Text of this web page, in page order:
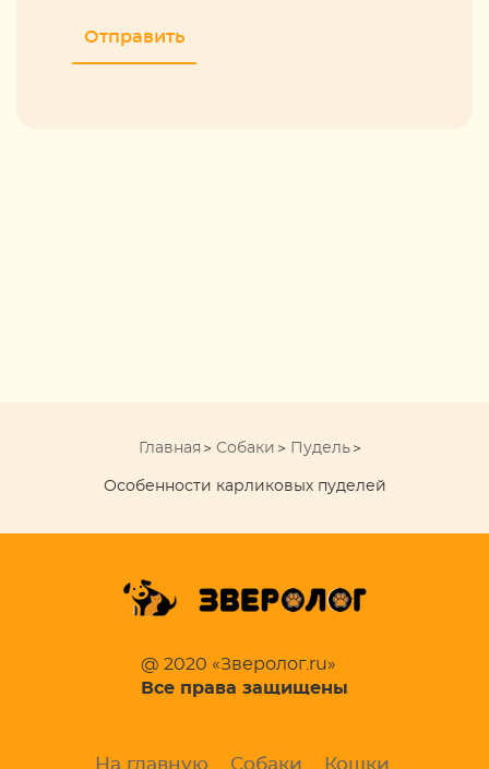
Главная Собаки Пудель
Особенности карликовых пуделей
@ 2020 «Зверолог.ru»
Все права защищены
На главную Собаки Кошки